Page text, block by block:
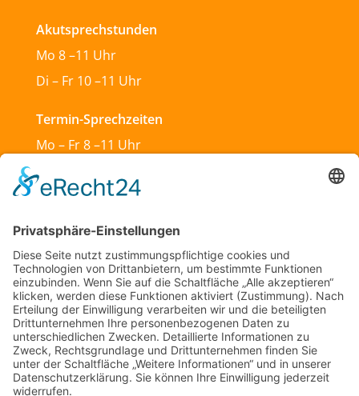
Akutsprechstunden
Mo 8 –11 Uhr
Di – Fr 10 –11 Uhr
Termin-Sprechzeiten
Mo – Fr 8 –11 Uhr
Mo & Do 13 –18 Uhr
Di 17:30 – 19:30 Uhr
Sa und So geschlossen